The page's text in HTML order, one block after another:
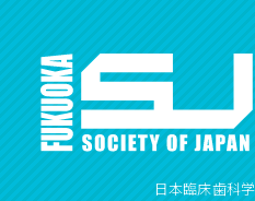
日本臨床歯科